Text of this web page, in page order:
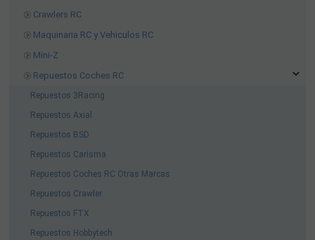
Crawlers RC
Maquinaria RC y Vehiculos RC
Mini-Z
Repuestos Coches RC
Repuestos 3Racing
Repuestos Axial
Repuestos BSD
Repuestos Carisma
Repuestos Coches RC Otras Marcas
Repuestos Crawler
Repuestos FTX
Repuestos Hobbytech